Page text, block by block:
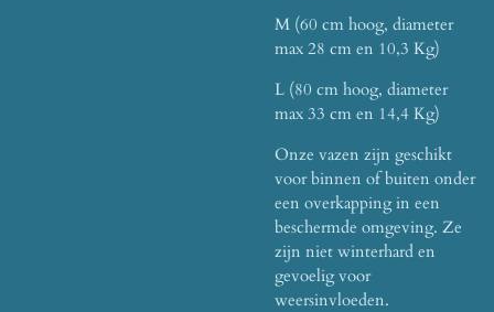
M (60 cm hoog, diameter
max 28 cm en 10,3 Kg)
L (80 cm hoog, diameter
max 33 cm en 14,4 Kg)
Onze vazen zijn geschikt
voor binnen of buiten onder
een overkapping in een
beschermde omgeving. Ze
zijn niet winterhard en
gevoelig voor
weersinvloeden.